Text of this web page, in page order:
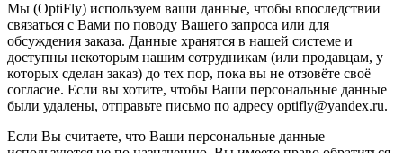
Мы (OptiFly) используем ваши данные, чтобы впоследствии
связаться с Вами по поводу Вашего запроса или для
обсуждения заказа. Данные хранятся в нашей системе и
доступны некоторым нашим сотрудникам (или продавцам, у
которых сделан заказ) до тех пор, пока вы не отзовёте своё
согласие. Если вы хотите, чтобы Ваши персональные данные
были удалены, отправьте письмо по адресу optifly@yandex.ru.
Если Вы считаете, что Ваши персональные данные